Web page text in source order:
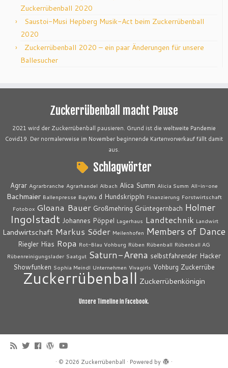
Zuckerrübenball 2020
Saustoi-Musi Hepberg Musik-Act beim Zuckerrübenball
2020
Zuckerrübenball 2020 – ein paar Änderungen für unsere
Ballesucher
Zuckerrübenball macht Pause
2021 wird der Zuckerrübenball pausieren. Grund ist die weltweite Pandemie
Covid19. Der normalerweise im November beginnende Kartenvorverkauf fällt damit
aus.
Schlagwörter
Agrar Agrarbranche Agrarhandel Albach Alica Summ Alicia Summ All-in-one
Bachmaier Ballenpresse BayWa d Hundskrippln Finanzierung Forstwirtschaft
Fotobox Gloana Bauer Großmehring Grüntegernbach Holmer
Ingolstadt Johannes Pöppel Lagerhaus Landtechnik Landwirt
Landwirtschaft Markus Söder Meilenhofen Members of Dance
Riegler Hias Ropa Rot-Blau Vohburg Rüben Rübenball Rübenball AG
Rübenreinigungslader Saatgut Saturn-Arena selbstfahrender Hacker
Showfunken Sophia Meindl Unternehmen Vivagirls Vohburg Zuckerrübe
Zuckerrübenball Zuckerrübenkönigin
Unsere Timeline in Facebook.
· © 2026 Zuckerrübenball · Powered by ·